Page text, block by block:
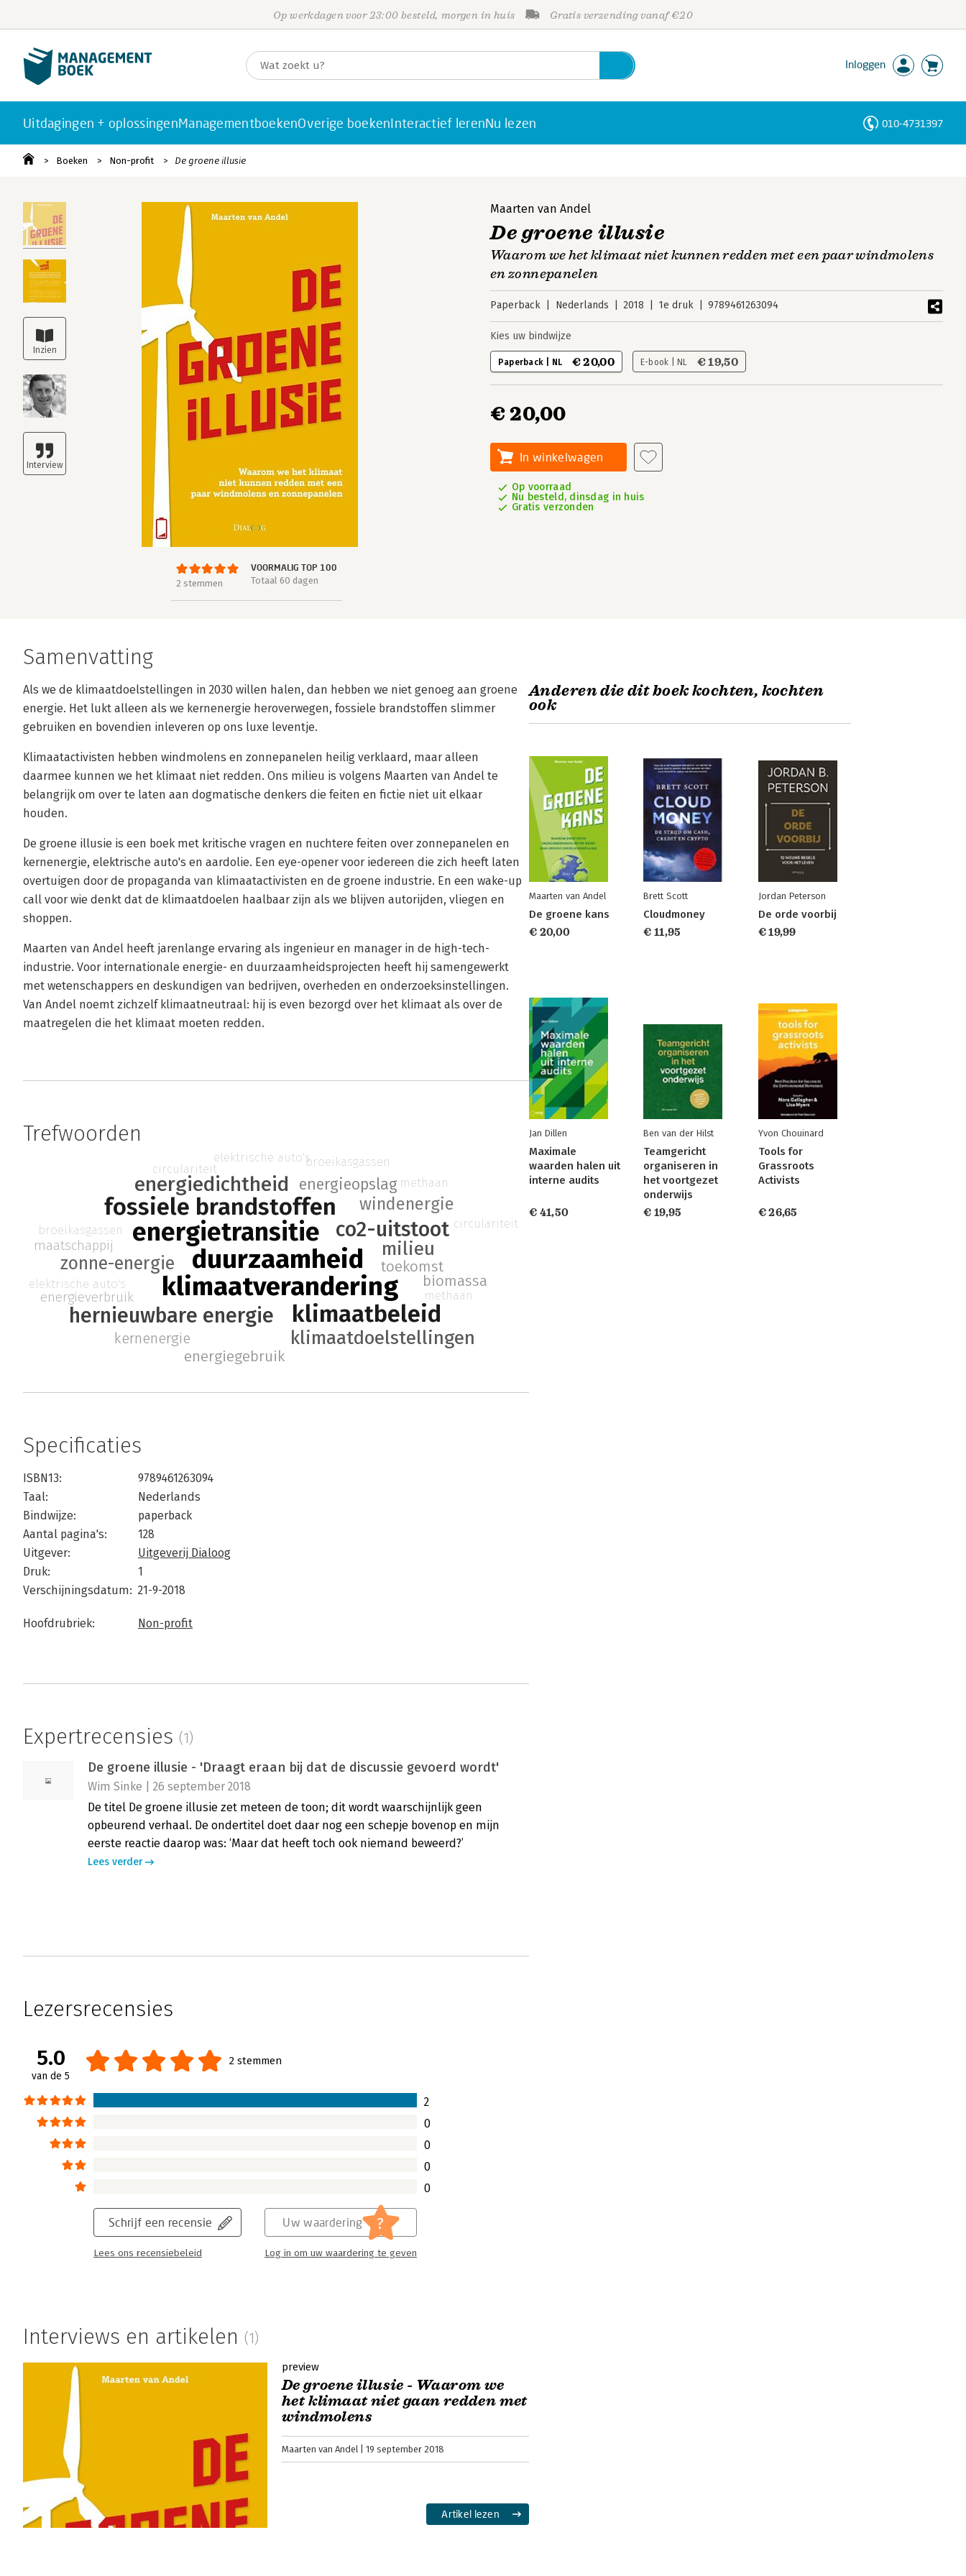
Op werkdagen voor 23:00 besteld, morgen in huis Gratis verzending vanaf €20
Inloggen
Uitdagingen + oplossingenManagementboekenOverige boekenInteractief lerenNu lezen 010-4731397
Boeken Non-profit De groene illusie
2 stemmen
VOORMALIG TOP 100
Totaal 60 dagen
Maarten van Andel
De groene illusie
Waarom we het klimaat niet kunnen redden met een paar windmolens
en zonnepanelen
Paperback Nederlands 2018 1e druk 9789461263094
Kies uw bindwijze
Paperback | NL € 20,00 E-book | NL € 19,50
€ 20,00
In winkelwagen
Op voorraad
Nu besteld, dinsdag in huis
Gratis verzonden
Samenvatting
Als we de klimaatdoelstellingen in 2030 willen halen, dan hebben we niet genoeg aan groene
energie. Het lukt alleen als we kernenergie heroverwegen, fossiele brandstoffen slimmer
gebruiken en bovendien inleveren op ons luxe leventje.
Klimaatactivisten hebben windmolens en zonnepanelen heilig verklaard, maar alleen
daarmee kunnen we het klimaat niet redden. Ons milieu is volgens Maarten van Andel te
belangrijk om over te laten aan dogmatische denkers die feiten en fictie niet uit elkaar
houden.
De groene illusie is een boek met kritische vragen en nuchtere feiten over zonnepanelen en
kernenergie, elektrische auto's en aardolie. Een eye-opener voor iedereen die zich heeft laten
overtuigen door de propaganda van klimaatactivisten en de groene industrie. En een wake-up
call voor wie denkt dat de klimaatdoelen haalbaar zijn als we blijven autorijden, vliegen en
shoppen.
Maarten van Andel heeft jarenlange ervaring als ingenieur en manager in de high-tech-
industrie. Voor internationale energie- en duurzaamheidsprojecten heeft hij samengewerkt
met wetenschappers en deskundigen van bedrijven, overheden en onderzoeksinstellingen.
Van Andel noemt zichzelf klimaatneutraal: hij is even bezorgd over het klimaat als over de
maatregelen die het klimaat moeten redden.
Trefwoorden
duurzaamheid
klimaatverandering
energietransitie
fossiele brandstoffen
klimaatbeleid
hernieuwbare energie
co2-uitstoot
energiedichtheid
milieu
klimaatdoelstellingen
zonne-energie
energieopslag
windenergie
toekomst
energiegebruik
biomassa
kernenergie
energieverbruik
maatschappij
elektrische auto's
broeikasgassen
methaan
circulariteit
elektrische auto'sbroeikasgassen
methaan
circulariteit
Specificaties
ISBN13:
9789461263094
Taal:
Nederlands
Bindwijze:
paperback
Aantal pagina's:
128
Uitgever:
Uitgeverij Dialoog
Druk:
1
Verschijningsdatum: 21-9-2018
Hoofdrubriek: Non-profit
Expertrecensies (1)
De groene illusie - 'Draagt eraan bij dat de discussie gevoerd wordt'
Wim Sinke | 26 september 2018
De titel De groene illusie zet meteen de toon; dit wordt waarschijnlijk geen
opbeurend verhaal. De ondertitel doet daar nog een schepje bovenop en mijn
eerste reactie daarop was: ‘Maar dat heeft toch ook niemand beweerd?’
Lees verder
Lezersrecensies
5.0
van de 5
2 stemmen
2
0
0
0
0
Schrijf een recensie
Lees ons recensiebeleid
Uw waardering ?
Log in om uw waardering te geven
Interviews en artikelen (1)
preview
De groene illusie - Waarom we
het klimaat niet gaan redden met
windmolens
Maarten van Andel 19 september 2018
Artikel lezen
Anderen die dit boek kochten, kochten
ook
Maarten van Andel
De groene kans
€ 20,00
Brett Scott
Cloudmoney
€ 11,95
Jordan Peterson
De orde voorbij
€ 19,99
Jan Dillen
Maximale
waarden halen uit
interne audits
€ 41,50
Ben van der Hilst
Teamgericht
organiseren in
het voortgezet
onderwijs
€ 19,95
Yvon Chouinard
Tools for
Grassroots
Activists
€ 26,65
Personen